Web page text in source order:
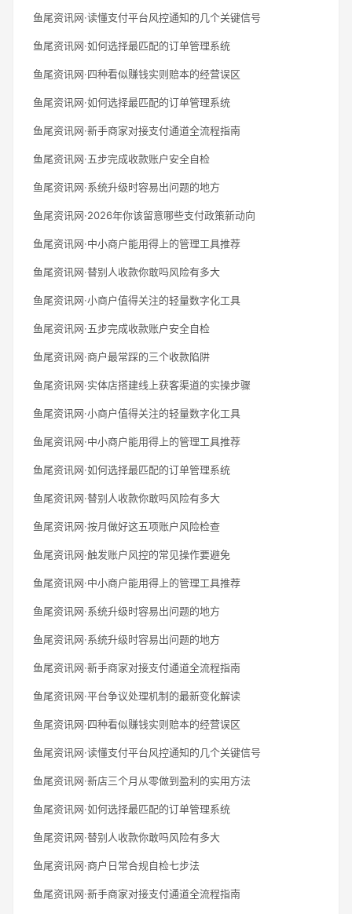
鱼尾资讯网·读懂支付平台风控通知的几个关键信号
鱼尾资讯网·如何选择最匹配的订单管理系统
鱼尾资讯网·四种看似赚钱实则赔本的经营误区
鱼尾资讯网·如何选择最匹配的订单管理系统
鱼尾资讯网·新手商家对接支付通道全流程指南
鱼尾资讯网·五步完成收款账户安全自检
鱼尾资讯网·系统升级时容易出问题的地方
鱼尾资讯网·2026年你该留意哪些支付政策新动向
鱼尾资讯网·中小商户能用得上的管理工具推荐
鱼尾资讯网·替别人收款你敢吗风险有多大
鱼尾资讯网·小商户值得关注的轻量数字化工具
鱼尾资讯网·五步完成收款账户安全自检
鱼尾资讯网·商户最常踩的三个收款陷阱
鱼尾资讯网·实体店搭建线上获客渠道的实操步骤
鱼尾资讯网·小商户值得关注的轻量数字化工具
鱼尾资讯网·中小商户能用得上的管理工具推荐
鱼尾资讯网·如何选择最匹配的订单管理系统
鱼尾资讯网·替别人收款你敢吗风险有多大
鱼尾资讯网·按月做好这五项账户风险检查
鱼尾资讯网·触发账户风控的常见操作要避免
鱼尾资讯网·中小商户能用得上的管理工具推荐
鱼尾资讯网·系统升级时容易出问题的地方
鱼尾资讯网·系统升级时容易出问题的地方
鱼尾资讯网·新手商家对接支付通道全流程指南
鱼尾资讯网·平台争议处理机制的最新变化解读
鱼尾资讯网·四种看似赚钱实则赔本的经营误区
鱼尾资讯网·读懂支付平台风控通知的几个关键信号
鱼尾资讯网·新店三个月从零做到盈利的实用方法
鱼尾资讯网·如何选择最匹配的订单管理系统
鱼尾资讯网·替别人收款你敢吗风险有多大
鱼尾资讯网·商户日常合规自检七步法
鱼尾资讯网·新手商家对接支付通道全流程指南